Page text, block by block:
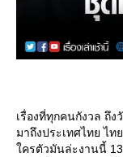
เรื่องที่ทุกคนกังวล ถึ
มาถึงประเทศไทย ไท
ครตัวมันล่ะงานนี้ 13